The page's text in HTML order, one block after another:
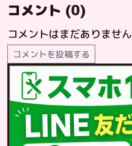
コメント (0)
コメントはまだありません
コメントを投稿する